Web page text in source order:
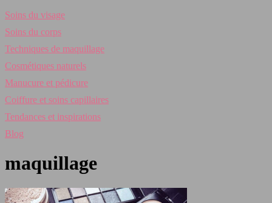
Soins du visage
Soins du corps
Techniques de maquillage
Cosmétiques naturels
Manucure et pédicure
Coiffure et soins capillaires
Tendances et inspirations
Blog
maquillage